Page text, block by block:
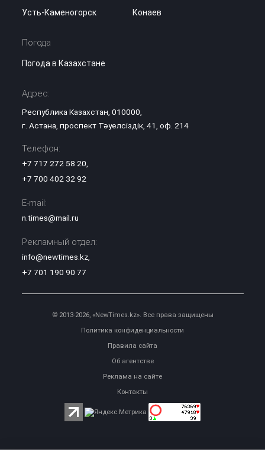
Усть-Каменогорск
Конаев
Погода
Погода в Казахстане
Адрес:
Республика Казахстан, 010000,
г. Астана, проспект Тәуелсіздік, 41, оф. 214
Телефон:
+7 717 272 58 20
+7 700 402 32 92
E-mail:
n.times@mail.ru
Рекламный отдел:
info@newtimes.kz,
+7 701 190 90 77
© 2013-2026, «NewTimes.kz». Все права защищены
Политика конфиденциальности
Правила сайта
Об агентстве
Реклама на сайте
Контакты